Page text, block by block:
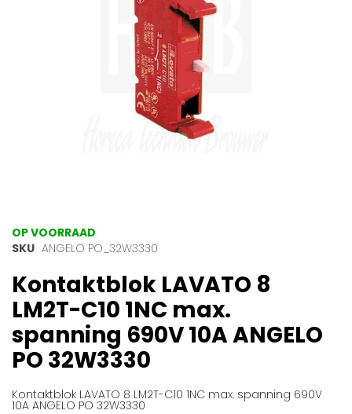
Ga
naar
begin
van
de
afbeeldingen-
gallerij
OP VOORRAAD
SKU ANGELO PO_32W3330
Kontaktblok LAVATO 8
LM2T-C10 1NC max.
spanning 690V 10A ANGELO
PO 32W3330
Kontaktblok LAVATO 8 LM2T-C10 1NC max. spanning 690V
10A ANGELO PO 32W3330